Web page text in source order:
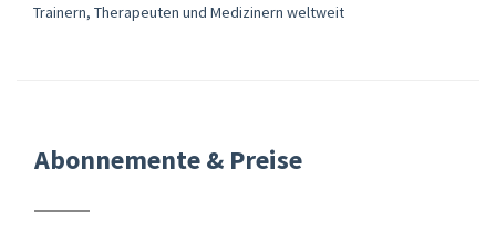
Trainern, Therapeuten und Medizinern weltweit
Abonnemente & Preise